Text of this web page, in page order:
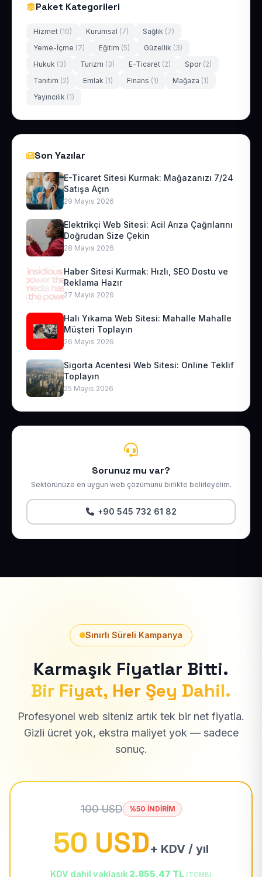
Paket Kategorileri
Hizmet (10) Kurumsal (7) Sağlık (7)
Yeme-İçme (7) Eğitim (5) Güzellik (3)
Hukuk (3) Turizm (3) E-Ticaret (2) Spor (2)
Tanıtım (2) Emlak (1) Finans (1) Mağaza (1)
Yayıncılık (1)
Son Yazılar
E-Ticaret Sitesi Kurmak: Mağazanızı 7/24
Satışa Açın
29 Mayıs 2026
Elektrikçi Web Sitesi: Acil Arıza Çağrılarını
Doğrudan Size Çekin
28 Mayıs 2026
Haber Sitesi Kurmak: Hızlı, SEO Dostu ve
Reklama Hazır
27 Mayıs 2026
Halı Yıkama Web Sitesi: Mahalle Mahalle
Müşteri Toplayın
26 Mayıs 2026
Sigorta Acentesi Web Sitesi: Online Teklif
Toplayın
25 Mayıs 2026
Sorunuz mu var?
Sektörünüze en uygun web çözümünü birlikte belirleyelim.
+90 545 732 61 82
Sınırlı Süreli Kampanya
Karmaşık Fiyatlar Bitti.
Bir Fiyat, Her Şey Dahil.
Profesyonel web siteniz artık tek bir net fiyatla.
Gizli ücret yok, ekstra maliyet yok — sadece
sonuç.
100 USD %50 İNDİRİM
50 USD+ KDV / yıl
KDV dahil yaklaşık 2.855,47 TL (TCMB)